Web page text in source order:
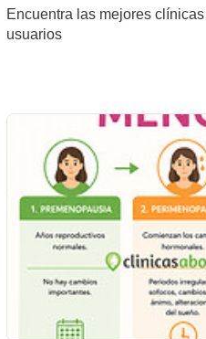
Encuentra las mejores
usuarios